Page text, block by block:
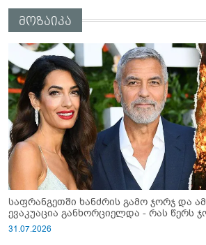
მოზაიკა
საფრანგეთში ხანძრის გამო ჯორჯ და
ევაკუაცია განხორციელდა - რას წერს
31.07.2026